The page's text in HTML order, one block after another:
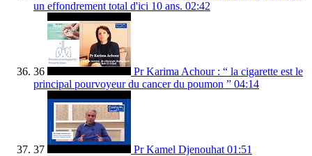
un effondrement total d'ici 10 ans. 02:42
36
Pr Karima Achour : “ la cigarette est le
principal pourvoyeur du cancer du poumon ” 04:14
37 Pr Kamel Djenouhat 01:51